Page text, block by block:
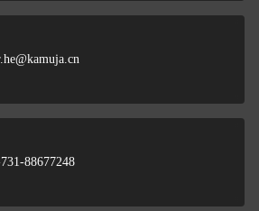
88677248